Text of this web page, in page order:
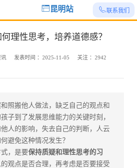
联系我们
昆明站
理性思考，培养道德感？
发表时间 ： 2025-11-05 关注 ： 2942
照搬他人做法，缺乏自己的观点和
子到了发展思维能力的关键时刻，
人的影响，失去自己的判断，人云
避免这种情况发生？
，是要保持质疑和理性思考的习
观点是否合理，再考虑是否要接受